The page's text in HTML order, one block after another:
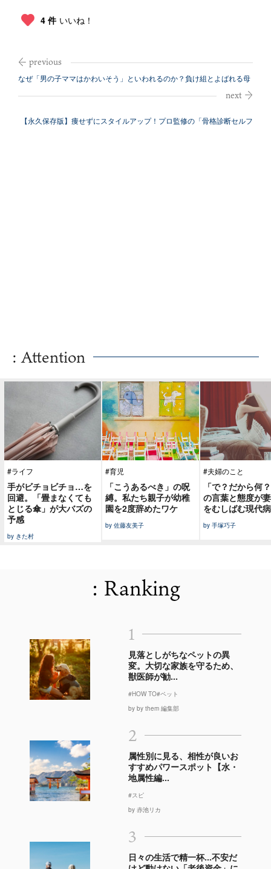
4 件 いいね！
なぜ「男の子ママはかわいそう」といわれるのか？負け組とよばれる母
【永久保存版】痩せずにスタイルアップ！プロ監修の「骨格診断セルフ
: Attention
#ライフ
手がビチョビチョ…を
回避。「畳まなくても
とじる傘」が大バズの
予感
by きた村
#育児
「こうあるべき」の呪
縛。私たち親子が幼稚
園を2度辞めたワケ
by 佐藤友美子
#夫婦のこと
「で？だから何
の言葉と態度が
をむしばむ現代病
by 手塚巧子
: Ranking
1
見落としがちなペットの異
変。大切な家族を守るため、
獣医師が勧...
#HOW TO#ペット
by by them 編集部
2
属性別に見る、相性が良いお
すすめパワースポット【水・
地属性編...
#スピ
by 赤池リカ
3
日々の生活で精一杯…不安だ